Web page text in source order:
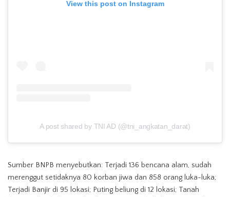
View this post on Instagram
A post shared by TNI AD (@tni_angkatan_darat)
Sumber BNPB menyebutkan: Terjadi 136 bencana alam, sudah
merenggut setidaknya 80 korban jiwa dan 858 orang luka-luka;
Terjadi Banjir di 95 lokasi; Puting beliung di 12 lokasi; Tanah